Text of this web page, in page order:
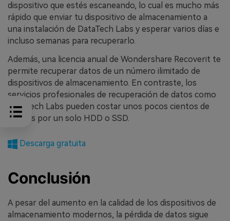
dispositivo que estés escaneando, lo cual es mucho más
rápido que enviar tu dispositivo de almacenamiento a
una instalación de DataTech Labs y esperar varios días e
incluso semanas para recuperarlo.
Además, una licencia anual de Wondershare Recoverit te
permite recuperar datos de un número ilimitado de
dispositivos de almacenamiento. En contraste, los
servicios profesionales de recuperación de datos como
DataTech Labs pueden costar unos pocos cientos de
dólares por un solo HDD o SSD.
Descarga gratuita
Conclusión
A pesar del aumento en la calidad de los dispositivos de
almacenamiento modernos, la pérdida de datos sigue